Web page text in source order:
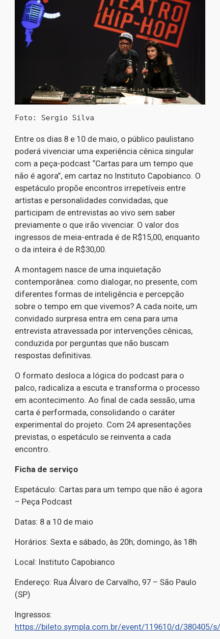
Foto: Sergio Silva
Entre os dias 8 e 10 de maio, o público paulistano
poderá vivenciar uma experiência cênica singular
com a peça-podcast “Cartas para um tempo que
não é agora”, em cartaz no Instituto Capobianco. O
espetáculo propõe encontros irrepetíveis entre
artistas e personalidades convidadas, que
participam de entrevistas ao vivo sem saber
previamente o que irão vivenciar. O valor dos
ingressos de meia-entrada é de R$15,00, enquanto
o da inteira é de R$30,00.
A montagem nasce de uma inquietação
contemporânea: como dialogar, no presente, com
diferentes formas de inteligência e percepção
sobre o tempo em que vivemos? A cada noite, um
convidado surpresa entra em cena para uma
entrevista atravessada por intervenções cênicas,
conduzida por perguntas que não buscam
respostas definitivas.
O formato desloca a lógica do podcast para o
palco, radicaliza a escuta e transforma o processo
em acontecimento. Ao final de cada sessão, uma
carta é performada, consolidando o caráter
experimental do projeto. Com 24 apresentações
previstas, o espetáculo se reinventa a cada
encontro.
Ficha de serviço
Espetáculo: Cartas para um tempo que não é agora
– Peça Podcast
Datas: 8 a 10 de maio
Horários: Sexta e sábado, às 20h; domingo, às 18h
Local: Instituto Capobianco
Endereço: Rua Álvaro de Carvalho, 97 – São Paulo
(SP)
Ingressos:
https://bileto.sympla.com.br/event/119610/d/380405/